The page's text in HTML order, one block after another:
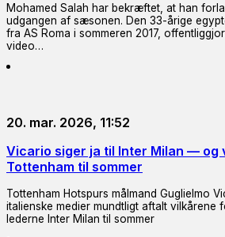
Mohamed Salah har bekræftet, at han
udgangen af sæsonen. Den 33-årige
fra AS Roma i sommeren 2017,
video…
20. mar. 2026, 11:52
Vicario siger ja til Inter Milan — og
Tottenham til sommer
Tottenham Hotspurs målmand Guglielmo
italienske medier mundtligt aftalt vilkårene
lederne Inter Milan til sommer